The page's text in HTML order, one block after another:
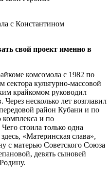
с Константином
свой проект именно в
комсомола с 1982 по
сектора культурно-массовой
крайкомом руководил
несколько лет возглавил
район Кубани и по
и по
стоила только одна
«Материнская слава»,
с матерью Советского Союза
девять сыновей